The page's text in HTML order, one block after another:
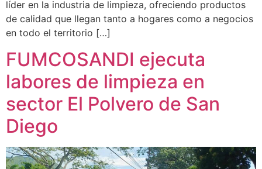
líder en la industria de limpieza, ofreciendo productos
de calidad que llegan tanto a hogares como a negocios
en todo el territorio […]
FUMCOSANDI ejecuta
labores de limpieza en
sector El Polvero de San
Diego